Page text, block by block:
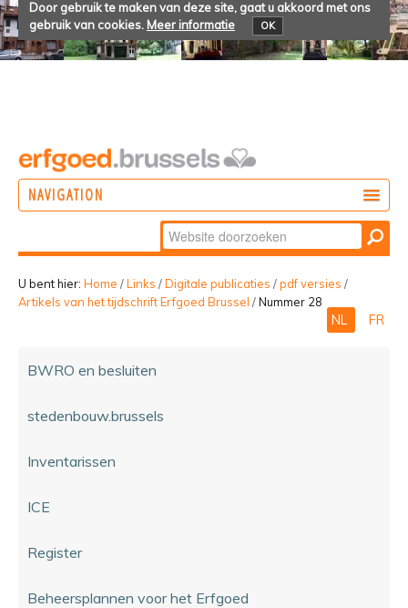
Door gebruik te maken van deze site, gaat u akkoord met ons
gebruik van cookies. Meer informatie OK
NAVIGATION
BELEVEN
Zoek
Geavanceerd
zoeken...
U bent hier: Home /Links /Digitale publicaties /pdf versies /
Artikels van het tijdschrift Erfgoed Brussel /Nummer 28
NL FR
BWRO en besluiten
stedenbouw.brussels
Inventarissen
ICE
Register
Beheersplannen voor het Erfgoed